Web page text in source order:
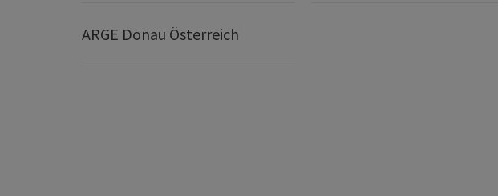
ARGE Donau Österreich